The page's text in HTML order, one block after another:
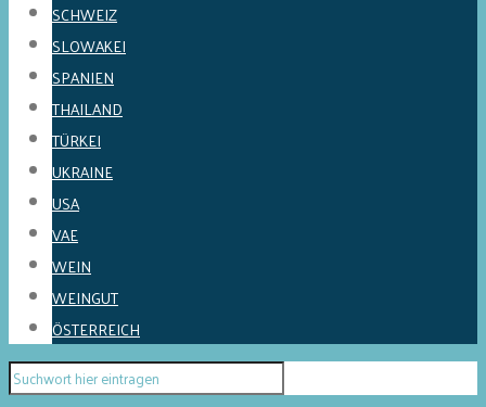
SCHWEIZ
SLOWAKEI
SPANIEN
THAILAND
TÜRKEI
UKRAINE
USA
VAE
WEIN
WEINGUT
ÖSTERREICH